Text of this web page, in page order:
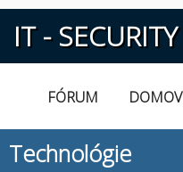
IT - SECURITY
FÓRUM DOMOV
Technológie